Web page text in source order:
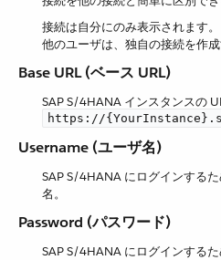
接続は自分にのみ表示されます
他のユーザは、独自の接続を作成
Base URL (ベース URL)
SAP S/4HANA インスタンスの
https://
Username (ユーザ名)
SAP S/4HANA にログインする
名。
Password (パスワード)
SAP S/4HANA にログインする